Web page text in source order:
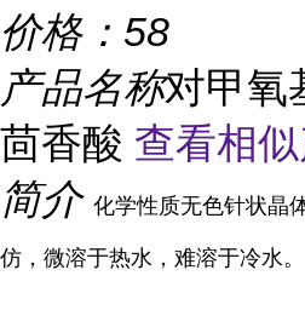
价格： 58
产品名称对甲氧
茴香酸 查看相
简介 化学性质无色针状晶
仿，微溶于热水，难溶于冷水。